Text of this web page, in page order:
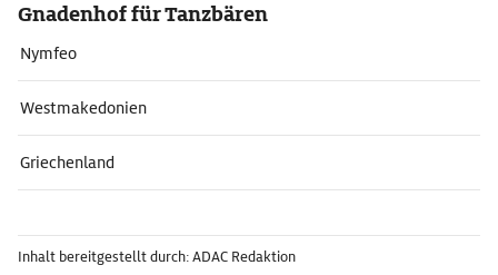
Gnadenhof für Tanzbären
Nymfeo
Westmakedonien
Griechenland
Inhalt bereitgestellt durch: ADAC Redaktion